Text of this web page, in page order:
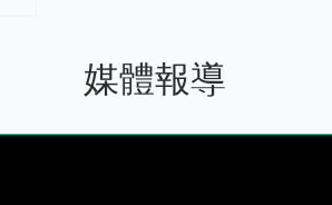
媒體報導